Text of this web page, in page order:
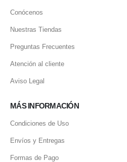
Conócenos
Nuestras Tiendas
Preguntas Frecuentes
Atención al cliente
Aviso Legal
MÁS INFORMACIÓN
Condiciones de Uso
Envíos y Entregas
Formas de Pago